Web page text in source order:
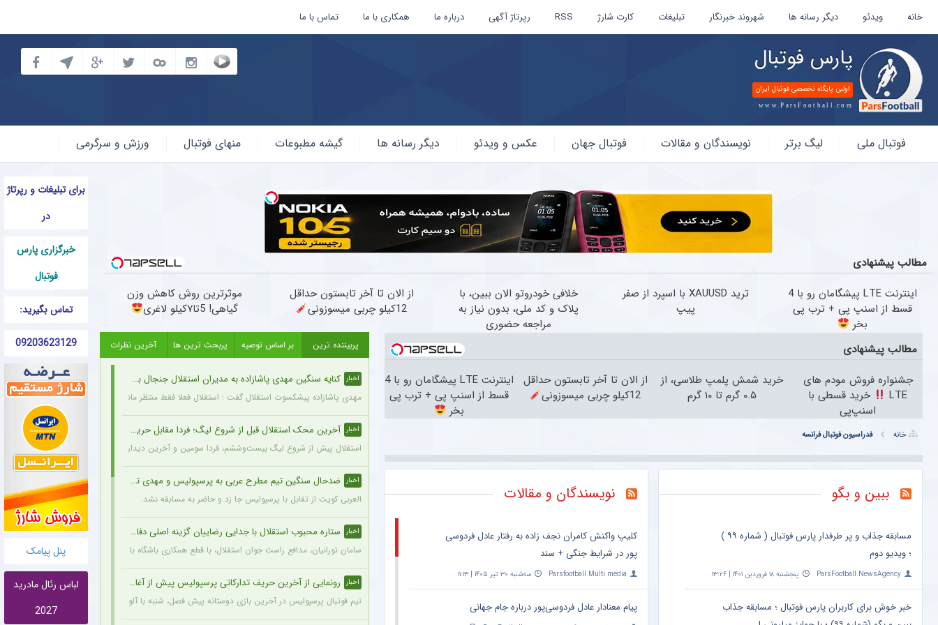
خانه ویدئو دیگر رسانه ها شهروند خبرنگار تبلیغات کارت شارژ RSS رپرتاژ آگهی درباره ما همکاری با ما تماس با ما
پارس فوتبال
اولین پایگاه تخصصی فوتبال ایران
www.ParsFootball.com
فوتبال
فوتبال ملی لیگ برتر نویسندگان و مقالات فوتبال جهان عکس و ویدئو دیگر رسانه ها گیشه مطبوعات منهای فوتبال ورزش و سرگرمی
برای تبلیغات و رپرتاژ
در
خبرگزاری پارس
فوتبال
تماس بگیرید:
09203623129
پنل پیامک
لباس رئال مادرید
2027
مطالب پیشنهادی
اینترنت LTE پیشگامان رو با 4
قسط از اسنپ پی + ترب پی
بخر
ترید XAUUSD با اسپرد از صفر
پیپ
خلافی خودروتو الان ببین، با
پلاک و کد ملی، بدون نیاز به
مراجعه حضوری
از الان تا آخر تابستون حداقل
12کیلو چربی میسوزونی
موثرترین روش کاهش وزن
گیاهی! 5تا۷کیلو لاغری
مطالب پیشنهادی
جشنواره فروش مودم های
LTE
خرید قسطی با
اسنپ‌پی
خرید شمش پلمپ طلاسی، از
۰.۵ گرم تا ۱۰ گرم
از الان تا آخر تابستون حداقل
12کیلو چربی میسوزونی
اینترنت LTE پیشگامان رو با 4
قسط از اسنپ پی + ترب پی
بخر
خانه فدراسیون فوتبال فرانسه
ببین و بگو
مسابقه جذاب و پر طرفدار پارس فوتبال ( شماره ۹۹ )
؛ ویدیو دوم
ParsFootball NewsAgency پنجشنبه ۱۸ فروردین ۱۴۰۱ | ۱۳:۲۶
خبر خوش برای کاربران پارس فوتبال ؛ مسابقه جذاب
نویسندگان و مقالات
کلیپ واکنش کامران نجف زاده به رفتار عادل فردوسی
پور در شرایط جنگی + سند
Parsfootball Multi media سه‌شنبه ۳۰ تیر ۱۴۰۵ | ۱۱:۱۳
پیام معنادار عادل فردوسی‌پور درباره جام جهانی
پربیننده ترین بر اساس توصیه پربحث ترین ها آخرین نظرات
اخبار کنایه سنگین مهدی پاشازاده به مدیران استقلال جنجال به پا کرد
مهدی پاشازاده پیشکسوت استقلال گفت : استقلال فعلا فقط منتظر مانده و وضعیت مدیریتی و
اخبار آخرین محک استقلال قبل از شروع لیگ؛ فردا مقابل حریف تدارکاتی
استقلال پیش از شروع لیگ بیست‌وششم، فردا سومین و آخرین دیدار تدارکاتی خود را برگزار خواهد
اخبار ضدحال سنگین تیم مطرح عربی به پرسپولیس و مهدی تارتار
العربی کویت از تقابل با پرسپولیس جا زد و حاضر به مسابقه نشد.
اخبار ستاره محبوب استقلال با جدایی رضاییان گزینه اصلی دفاع راست این تیم
سامان تورانیان، مدافع راست جوان استقلال، با قطع همکاری باشگاه با رامین رضاییان، شانس بیشتری برای
اخبار رونمایی از آخرین حریف تدارکاتی پرسپولیس پیش از آغاز لیگ برتر
تیم فوتبال پرسپولیس در آخرین بازی دوستانه پیش فصل، شنبه با آلومینیوم اراک دیدار می‌کند.